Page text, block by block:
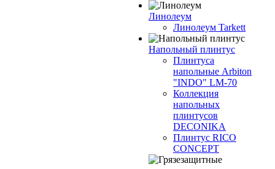
Линолеум
Линолеум Tarkett
Напольный плинтус
Плинтуса
напольные Arbiton
"INDO" LM-70
Коллекция
напольных
плинтусов
DECONIKA
Плинтус RICO
CONCEPT